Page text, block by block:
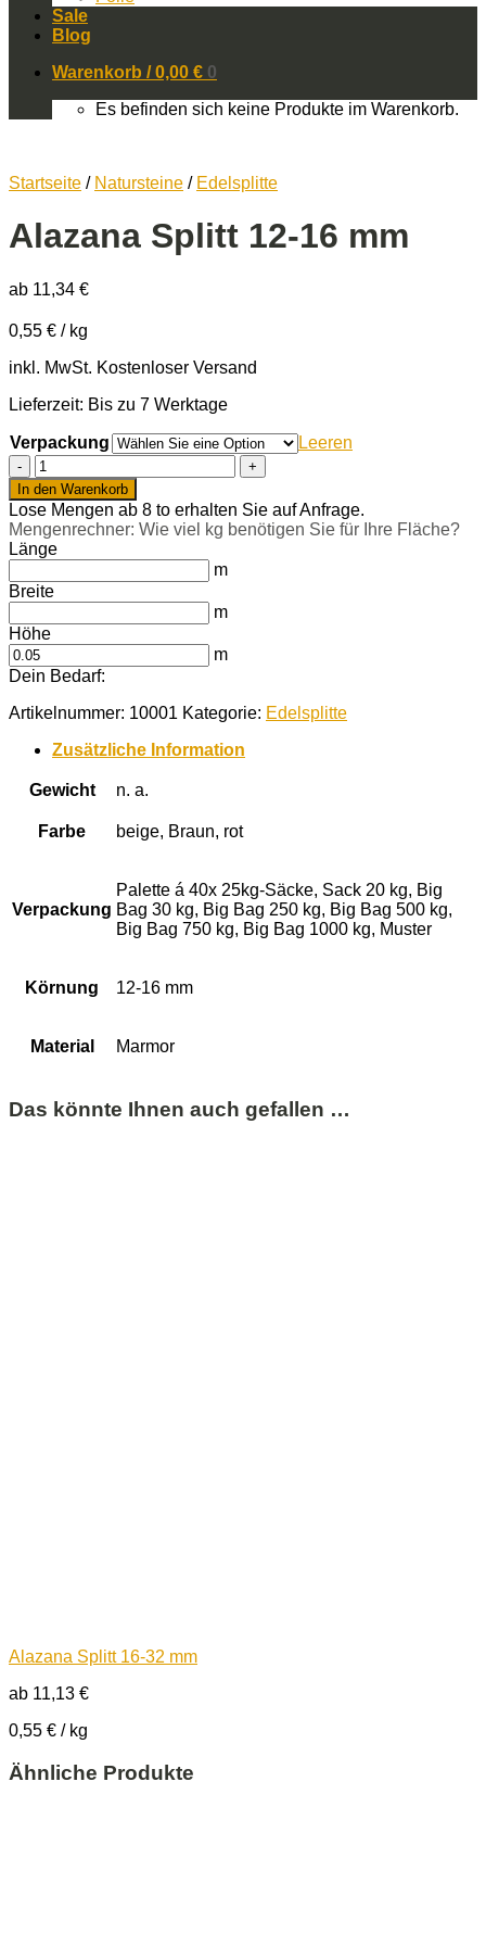
Sale
Blog
Warenkorb /0,00 € 0
Es befinden sich keine Produkte im Warenkorb.
Startseite / Natursteine / Edelsplitte
Alazana Splitt 12-16 mm
ab 11,34 €
0,55 € / kg
inkl. MwSt. Kostenloser Versand
Lieferzeit: Bis zu 7 Werktage
Verpackung
Leeren
Alazana
Splitt
12-
16
mm
Menge
In den Warenkorb
Lose Mengen ab 8 to erhalten Sie auf Anfrage.
Mengenrechner: Wie viel kg benötigen Sie für Ihre Fläche?
Länge
m
Breite
m
Höhe
m
Dein Bedarf:
Artikelnummer: 10001 Kategorie: Edelsplitte
Zusätzliche Information
Gewicht n. a.
Farbe beige, Braun, rot
Verpackung
Palette á 40x 25kg-Säcke, Sack 20 kg, Big
Bag 30 kg, Big Bag 250 kg, Big Bag 500 kg,
Big Bag 750 kg, Big Bag 1000 kg, Muster
Körnung 12-16 mm
Material Marmor
Das könnte Ihnen auch gefallen …
Alazana Splitt 16-32 mm
ab 11,13 €
0,55 € / kg
Ähnliche Produkte